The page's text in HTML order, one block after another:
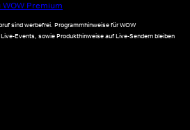
Premium
sind werbefrei. Programmhinweise für WOW
Events, sowie Produkthinweise auf Live-Sendern bleiben